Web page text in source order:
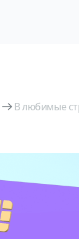
В любимые